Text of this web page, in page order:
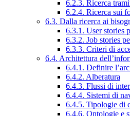
6.2.3. Ricerca
6.2.4. Ricerca sui
6.3. Dalla ricerca ai
6.3.1. User stories
6.3.2. Job stories
6.3.3. Criteri di
6.4. Architettura
6.4.1. Definire
6.4.2. Alberatura
6.4.3. Flussi di
6.4.4. Sistemi di
6.4.5. Tipologie di
6.4.6. Ontologie e